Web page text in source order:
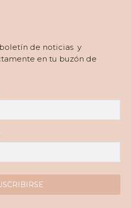
de noticias y
en tu buzón de